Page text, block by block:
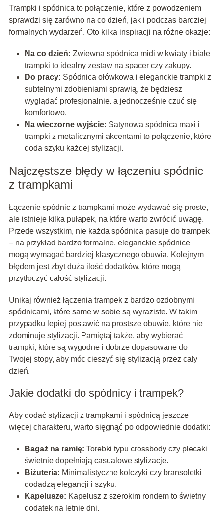
Trampki i spódnica to połączenie, które z powodzeniem
sprawdzi się zarówno na co dzień, jak i podczas bardziej
formalnych wydarzeń. Oto kilka inspiracji na różne okazje:
Na co dzień: Zwiewna spódnica midi w kwiaty i białe
trampki to idealny zestaw na spacer czy zakupy.
Do pracy: Spódnica ołówkowa i eleganckie trampki z
subtelnymi zdobieniami sprawią, że będziesz
wyglądać profesjonalnie, a jednocześnie czuć się
komfortowo.
Na wieczorne wyjście: Satynowa spódnica maxi i
trampki z metalicznymi akcentami to połączenie, które
doda szyku każdej stylizacji.
Najczęstsze błędy w łączeniu spódnic
z trampkami
Łączenie spódnic z trampkami może wydawać się proste,
ale istnieje kilka pułapek, na które warto zwrócić uwagę.
Przede wszystkim, nie każda spódnica pasuje do trampek
– na przykład bardzo formalne, eleganckie spódnice
mogą wymagać bardziej klasycznego obuwia. Kolejnym
błędem jest zbyt duża ilość dodatków, które mogą
przytłoczyć całość stylizacji.
Unikaj również łączenia trampek z bardzo ozdobnymi
spódnicami, które same w sobie są wyraziste. W takim
przypadku lepiej postawić na prostsze obuwie, które nie
zdominuje stylizacji. Pamiętaj także, aby wybierać
trampki, które są wygodne i dobrze dopasowane do
Twojej stopy, aby móc cieszyć się stylizacją przez cały
dzień.
Jakie dodatki do spódnicy i trampek?
Aby dodać stylizacji z trampkami i spódnicą jeszcze
więcej charakteru, warto sięgnąć po odpowiednie dodatki:
Bagaż na ramię: Torebki typu crossbody czy plecaki
świetnie dopełniają casualowe stylizacje.
Biżuteria: Minimalistyczne kolczyki czy bransoletki
dodadzą elegancji i szyku.
Kapelusze: Kapelusz z szerokim rondem to świetny
dodatek na letnie dni.